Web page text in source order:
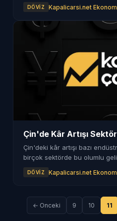
DÖVIZ Kapalicarsi.net
Çin'de Kâr Artışı
Çin'deki kâr artışı bazı
birçok sektörde bu olumlu
DÖVIZ Kapalicarsi.net
← Onceki 9 10 11